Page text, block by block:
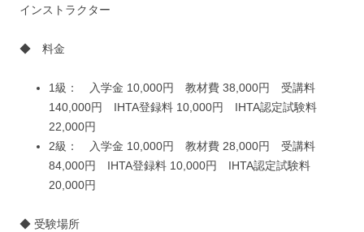
インストラクター
◆ 料金
1級： 入学金 10,000円 教材費 38,000円 受講料
140,000円 IHTA登録料 10,000円 IHTA認定試験料
22,000円
2級： 入学金 10,000円 教材費 28,000円 受講料
84,000円 IHTA登録料 10,000円 IHTA認定試験料
20,000円
◆ 受験場所